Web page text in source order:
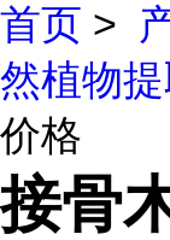
首页 >
然植物
价格
接骨